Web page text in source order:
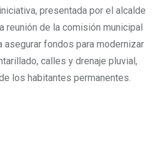
presentada por el alcalde
reunión de la comisión municipal
asegurar fondos para modernizar
calles y drenaje pluvial,
los habitantes permanentes.